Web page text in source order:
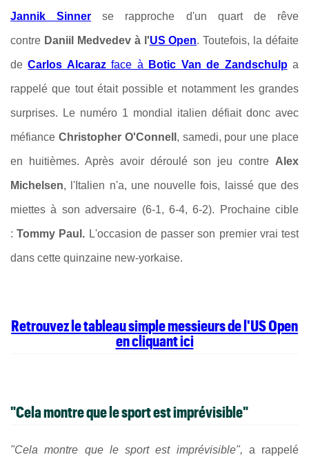
Jannik Sinner se rapproche d'un quart de rêve
contre Daniil Medvedev à l'US Open. Toutefois, la défaite
deCarlos Alcarazface à Botic Van de Zandschulpa
rappelé que tout était possible et notamment les grandes
surprises. Le numéro 1 mondial italien défiait donc avec
méfiance Christopher O'Connell , samedi, pour une place
en huitièmes. Après avoir déroulé son jeu contre Alex
Michelsen, l'Italien n'a, une nouvelle fois, laissé que des
miettes à son adversaire (6-1, 6-4, 6-2). Prochaine cible
: Tommy Paul. L'occasion de passer son premier vrai test
dans cette quinzaine new-yorkaise.
Retrouvez le tableau simple messieurs de l'US Open
en cliquant ici
"Cela montre que le sport est imprévisible"
"Cela montre que le sport est imprévisible", a rappelé